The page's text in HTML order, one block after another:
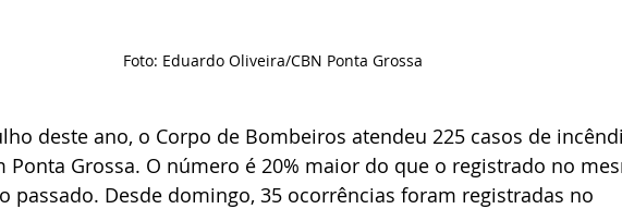
Foto: Eduardo Oliveira/CBN Ponta Grossa
deste ano, o Corpo de Bombeiros atendeu 225 casos de
Ponta Grossa. O número é 20% maior do que o registrado no
passado. Desde domingo, 35 ocorrências foram registradas no